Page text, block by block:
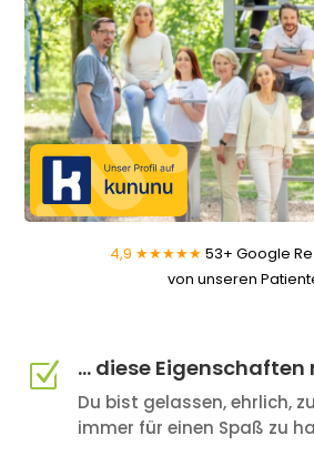
4,9 ★★★★★ 53+ Google
von unseren
Z ... diese
Du bist gelassen, ehrlich,
immer für einen Spaß zu